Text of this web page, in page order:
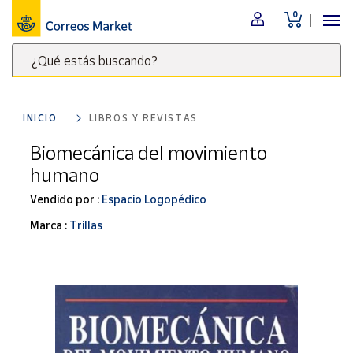
0
¿Qué estás buscando?
clave
para
buscar
productos
Correos
Menú
Nuestro
catálogo
Alimentación
Bebidas
Ocio y cultura
Juguetes y
Merchandising
INICIO LIBROS Y REVISTAS
Biomecánica del movimiento
humano
Vendido por : Espacio Logopédico
Marca : Trillas